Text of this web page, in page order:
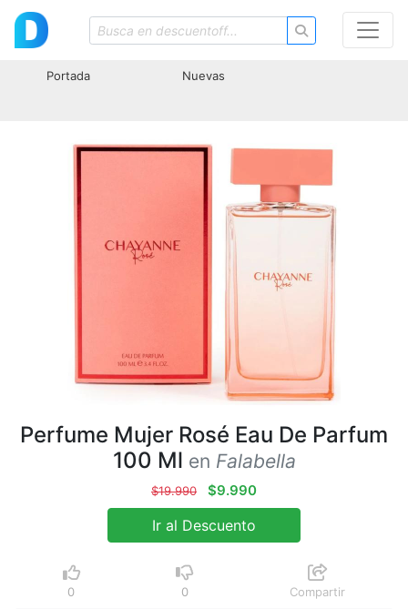
Portada Nuevas
Perfume Mujer Rosé Eau De Parfum
100 Ml en Falabella
$19.990 $9.990
Ir al Descuento
0 0 Compartir